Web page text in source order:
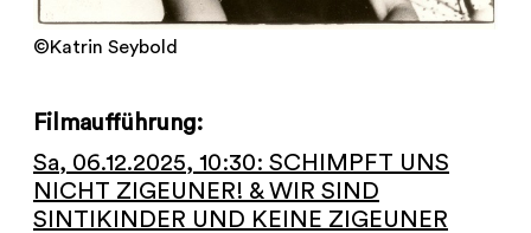
©Katrin Seybold
Filmaufführung:
Sa, 06.12.2025, 10:30: SCHIMPFT UNS
NICHT ZIGEUNER! & WIR SIND
SINTIKINDER UND KEINE ZIGEUNER